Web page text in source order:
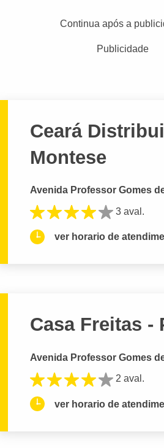
Continua após a
Publicidade
Ceará
Montese
Avenida Professor Gomes
3 aval.
ver horario de
Casa Freitas -
Avenida Professor Gomes
2 aval.
ver horario de